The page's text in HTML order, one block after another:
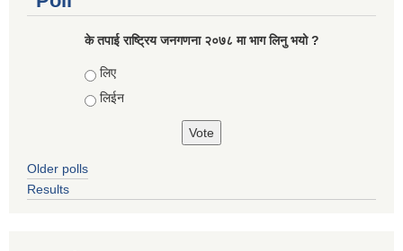
के तपाई राष्ट्रिय जनगणना २०७८ मा भाग लिनु भयो ?
Choices
लिए
लिईन
Older polls
Results